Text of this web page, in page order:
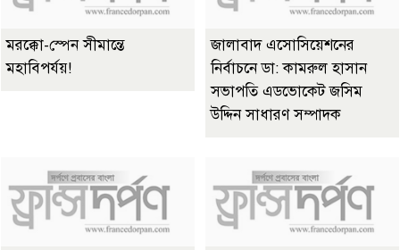
মরক্কো-স্পেন সীমান্তে
মহাবিপর্যয়!
জালাবাদ এসোসিয়েশনের
নির্বাচনে ডা: কামরুল হাসান
সভাপতি এডভোকেট জসিম
উদ্দিন সাধারণ সম্পাদক